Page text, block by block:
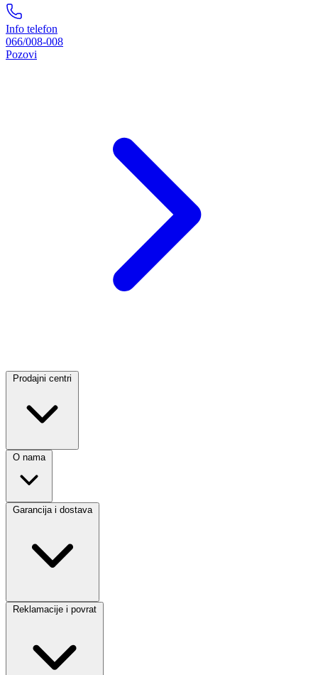
Info telefon
066/008-008
Pozovi
Prodajni centri
O nama
Garancija i dostava
Reklamacije i povrat